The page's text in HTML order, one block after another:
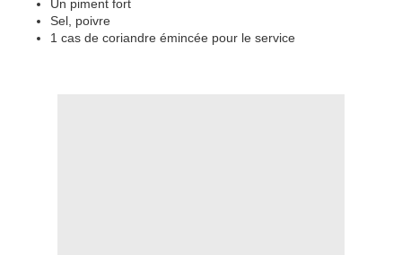
Un piment fort
Sel, poivre
1 cas de coriandre émincée pour le service